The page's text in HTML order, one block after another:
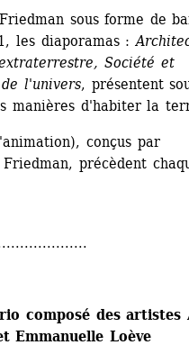
sous forme de
les diaporamas :
Société et
l'univers, présentent
manières d'habiter la
conçus par
précèdent
composé des artistes
Emmanuelle Loève